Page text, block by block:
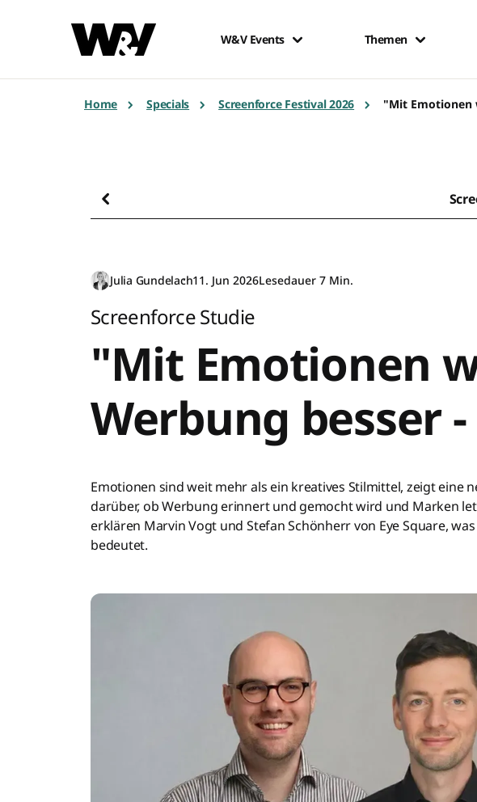
W&V Events Themen
Home Specials Screenforce Festival 2026 "Mit Emotionen
Julia Gundelach11. Jun 2026Lesedauer 7 Min.
Screenforce Studie
"Mit Emotionen
Werbung besser
Emotionen sind weit mehr als ein kreatives Stilmittel, zeigt eine
darüber, ob Werbung erinnert und gemocht wird und Marken
erklären Marvin Vogt und Stefan Schönherr von Eye Square,
bedeutet.